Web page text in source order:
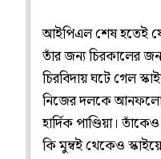
আইপিএল শেষ হতেই
তাঁর জন্য চিরকালের
চিরবিদায় ঘটে গেল
নিজের দলকে
হার্দিক পাণ্ডিয়া।
কি মুম্বই থেকেও